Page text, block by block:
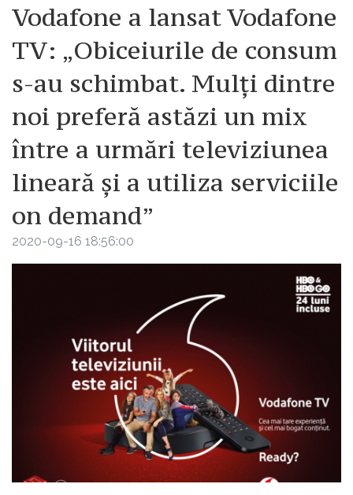
Vodafone a lansat Vodafone
TV: „Obiceiurile de consum
s-au schimbat. Mulți dintre
noi preferă astăzi un mix
între a urmări televiziunea
lineară și a utiliza serviciile
on demand”
2020-09-16 18:56:00